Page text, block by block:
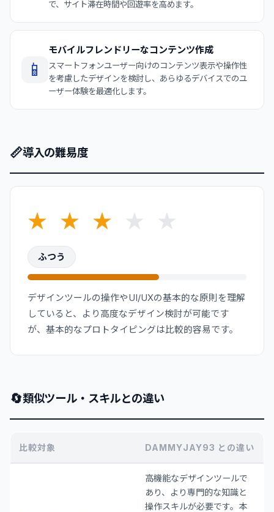
で、サイト滞在時間や回遊率を高めます。
📱
モバイルフレンドリーなコンテンツ作成
スマートフォンユーザー向けのコンテンツ表示や操作性
を考慮したデザインを検討し、あらゆるデバイスでのユ
ーザー体験を最適化します。
📏導入の難易度
★ ★ ★ ★ ★
ふつう
デザインツールの操作やUI/UXの基本的な原則を理解
していると、より高度なデザイン検討が可能です
が、基本的なプロトタイピングは比較的容易です。
🔄類似ツール・スキルとの違い
比較対象 DAMMYJAY93 との違い
高機能なデザインツールで
あり、より専門的な知識と
操作スキルが必要です。本